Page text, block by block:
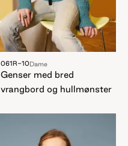
061R-10 Dame
Genser med bred
vrangbord og hullmønster